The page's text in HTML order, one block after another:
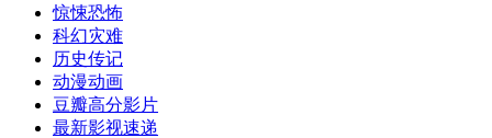
惊悚恐怖
科幻灾难
历史传记
动漫动画
豆瓣高分影片
最新影视速递